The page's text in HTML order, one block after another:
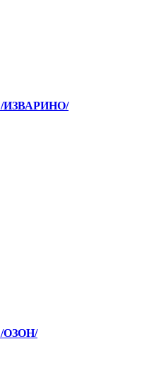
ИЗВАРИНО/
ОЗОН/